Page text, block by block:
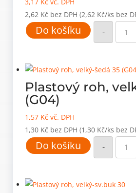
2,62 Kč bez DPH (2,62 Kč/ks bez
Do košíku - roh,
velký-
šedá
Plastový roh,
(G04)
1,57 Kč vč. DPH
1,30 Kč bez DPH (1,30 Kč/ks bez
Do košíku - roh,
velký-
šedá